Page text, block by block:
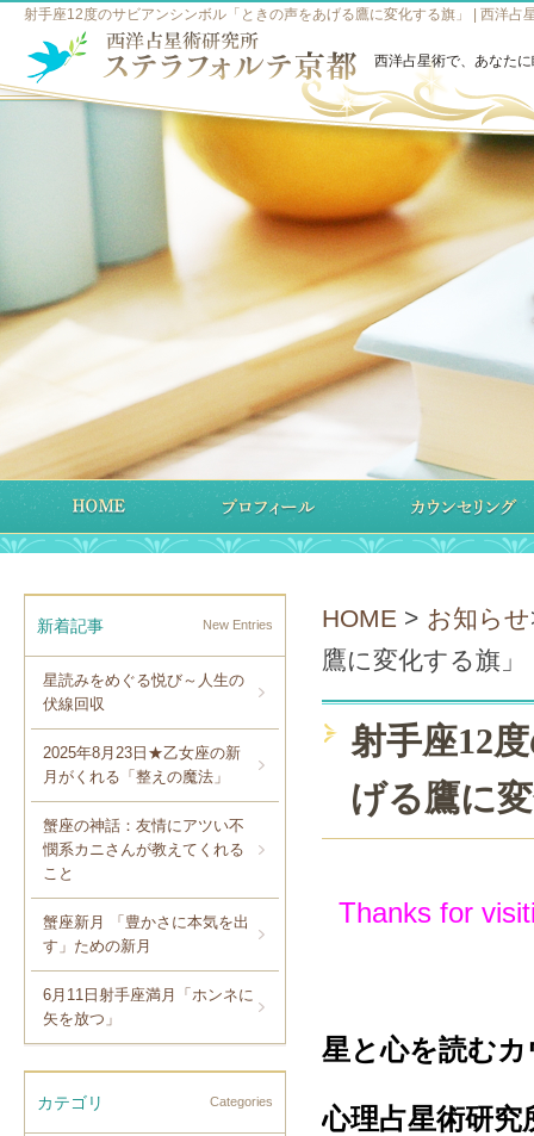
射手座12度のサビアンシンボル「ときの声をあげる鷹に変化する旗」 | 西洋占
西洋占星術で、あなた
新着記事 New Entries
星読みをめぐる悦び～人生の
伏線回収
2025年8月23日★乙女座の新
月がくれる「整えの魔法」
蟹座の神話：友情にアツい不
憫系カニさんが教えてくれる
こと
蟹座新月 「豊かさに本気を出
す」ための新月
6月11日射手座満月「ホンネに
矢を放つ」
カテゴリ Categories
HOME > お知らせ
鷹に変化する旗」
射手座12
げる鷹に
Thanks for
星と心を読む
心理占星術研